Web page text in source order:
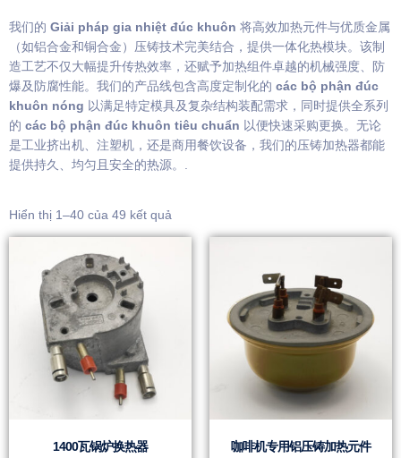
我们的 Giải pháp gia nhiệt đúc khuôn 将高效加热元件与优质金属
（如铝合金和铜合金）压铸技术完美结合，提供一体化热模块。该制
造工艺不仅大幅提升传热效率，还赋予加热组件卓越的机械强度、防
爆及防腐性能。我们的产品线包含高度定制化的 các bộ phận đúc
khuôn nóng 以满足特定模具及复杂结构装配需求，同时提供全系列
的 các bộ phận đúc khuôn tiêu chuẩn 以便快速采购更换。无论
是工业挤出机、注塑机，还是商用餐饮设备，我们的压铸加热器都能
提供持久、均匀且安全的热源。.
Hiển thị 1–40 của 49 kết quả
1400瓦锅炉换热器 咖啡机专用铝压铸加热元件